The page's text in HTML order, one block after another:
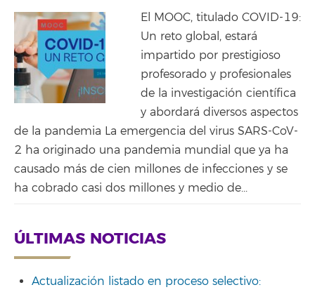
El MOOC, titulado COVID-19:
Un reto global, estará
impartido por prestigioso
profesorado y profesionales
de la investigación científica
y abordará diversos aspectos
de la pandemia La emergencia del virus SARS-CoV-
2 ha originado una pandemia mundial que ya ha
causado más de cien millones de infecciones y se
ha cobrado casi dos millones y medio de...
ÚLTIMAS NOTICIAS
Actualización listado en proceso selectivo: